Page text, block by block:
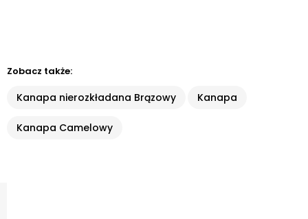
Zobacz także:
Kanapa nierozkładana Brązowy Kanapa
Kanapa Camelowy